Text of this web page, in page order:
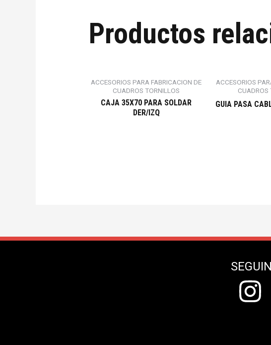
Productos
ACCESORIOS PARA FABRICACION DE
CUADROS TORNILLOS
CAJA 35X70 PARA SOLDAR
DER/IZQ
ACCESORIOS
CUADROS
GUIA PASA